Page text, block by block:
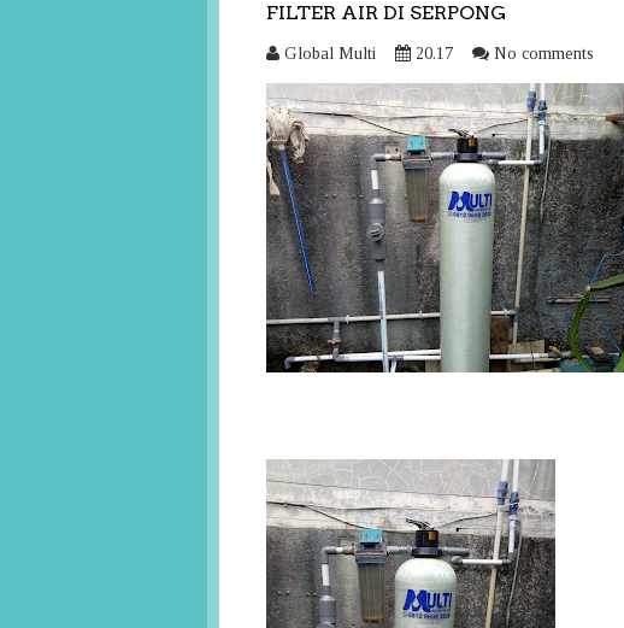
FILTER AIR DI SERPONG
Global Multi 20.17 No comments